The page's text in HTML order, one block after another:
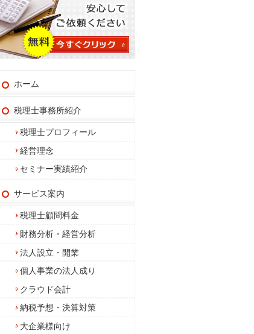
ホーム
税理士事務所紹介
税理士プロフィール
経営理念
セミナー実績紹介
サービス案内
税理士顧問料金
財務分析・経営分析
法人設立・開業
個人事業の法人成り
クラウド会計
納税予想・決算対策
大企業様向け